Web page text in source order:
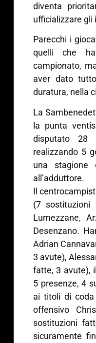
diventa
ufficializzare gli
Parecchi i
quelli che
campionato,
aver dato
duratura, nella
La
la punta
disputato 28
realizzando 5
una stagione
all’adduttore.
Il
(7 sostituzioni
Lumezzane,
Desenzano.
Adrian
3 avute),
fatte, 3 avute),
5 presenze, 4
ai titoli di
offensivo
sostituzioni
sicuramente